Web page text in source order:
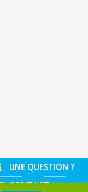
UNE QUESTION ?
CONTACT